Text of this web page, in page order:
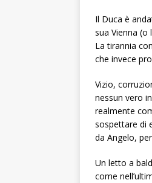
Il Duca è
sua Vienna
La tirannia
che invece
Vizio,
nessun vero
realmente
sospettare di
da Angelo,
Un letto a
come